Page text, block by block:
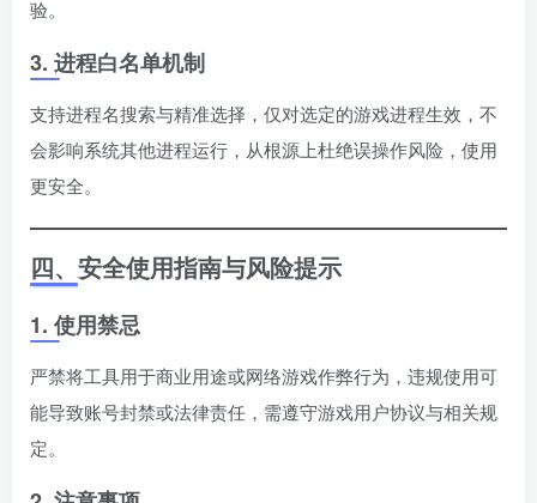
验。
3. 进程白名单机制
支持进程名搜索与精准选择，仅对选定的游戏进程生效，不
会影响系统其他进程运行，从根源上杜绝误操作风险，使用
更安全。
四、安全使用指南与风险提示
1. 使用禁忌
严禁将工具用于商业用途或网络游戏作弊行为，违规使用可
能导致账号封禁或法律责任，需遵守游戏用户协议与相关规
定。